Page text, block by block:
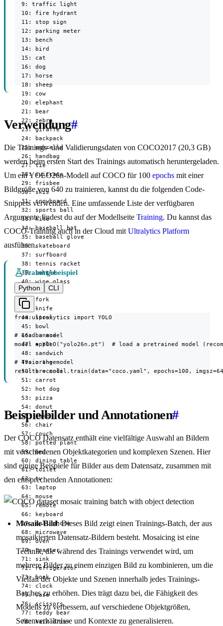
  9: traffic light
  10: fire hydrant
  11: stop sign
  12: parking meter
  13: bench
  14: bird
  15: cat
  16: dog
  17: horse
  18: sheep
  19: cow
  20: elephant
  21: bear
  22: zebra
  23: giraffe
  24: backpack
  25: umbrella
  26: handbag
  27: tie
  28: suitcase
  29: frisbee
  30: skis
  31: snowboard
  32: sports ball
  33: kite
  34: baseball bat
  35: baseball glove
  36: skateboard
  37: surfboard
  38: tennis racket
  39: bottle
  40: wine glass
  41: cup
  42: fork
  43: knife
  44: spoon
  45: bowl
  46: banana
  47: apple
  48: sandwich
  49: orange
  50: broccoli
  51: carrot
  52: hot dog
  53: pizza
  54: donut
  55: cake
  56: chair
  57: couch
  58: potted plant
  59: bed
  60: dining table
  61: toilet
  62: tv
  63: laptop
  64: mouse
  65: remote
  66: keyboard
  67: cell phone
  68: microwave
  69: oven
  70: toaster
  71: sink
  72: refrigerator
  73: book
  74: clock
  75: vase
  76: scissors
  77: teddy bear
  78: hair drier
Verwendung#
Die Trainings- und Validierungsdaten von COCO2017 (20,3 GB)
werden beim ersten Start des Trainings automatisch heruntergeladen.
Um ein YOLO26n-Modell auf COCO für 100 epochs mit einer
Bildgröße von 640 zu trainieren, kannst du die folgenden Code-
Snippets verwenden. Eine umfassende Liste der verfügbaren
Argumente findest du auf der Modellseite Training. Du kannst das
COCO-Training auch in der Cloud mit Ultralytics Platform
ausführen.
Trainingsbeispiel
Python
CLI
from ultralytics import YOLO
# Load a model
model = YOLO("yolo26n.pt")  # load a pretrained model
# Train the model
results = model.train(data="coco.yaml", epochs=100,
Beispielbilder und Annotationen#
Der COCO Datensatz enthält eine vielfältige Auswahl an Bildern
mit verschiedenen Objektkategorien und komplexen Szenen. Hier
sind einige Beispiele für Bilder aus dem Datensatz, zusammen mit
den entsprechenden Annotationen:
Mosaik-Bild: Dieses Bild zeigt einen Trainings-Batch, der aus
mosaikierten Datensatz-Bildern besteht. Mosaicing ist eine
Technik, die während des Trainings verwendet wird, um
mehrere Bilder zu einem einzigen Bild zu kombinieren, um die
Vielfalt der Objekte und Szenen innerhalb jedes Trainings-
Batches zu erhöhen. Dies trägt dazu bei, die Fähigkeit des
Modells zu verbessern, auf verschiedene Objektgrößen,
Seitenverhältnisse und Kontexte zu generalisieren.